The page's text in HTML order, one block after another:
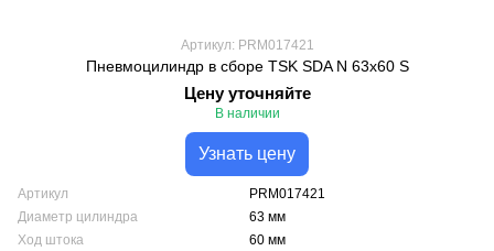
Артикул: PRM017421
Пневмоцилиндр в сборе TSK SDA N 63x60 S
Цену уточняйте
В наличии
Узнать цену
Артикул
PRM017421
Диаметр цилиндра
63 мм
Ход штока
60 мм